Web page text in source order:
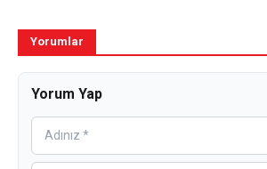
Yorumlar
Yorum Yap